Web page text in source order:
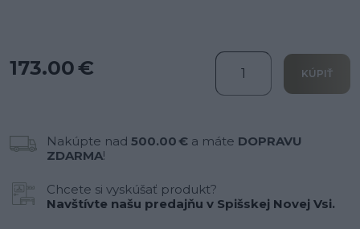
173.00 € KÚPIŤ
Nakúpte nad 500.00 € a máte DOPRAVU
ZDARMA!
Chcete si vyskúšať produkt?
Navštívte našu predajňu v Spišskej Novej Vsi.